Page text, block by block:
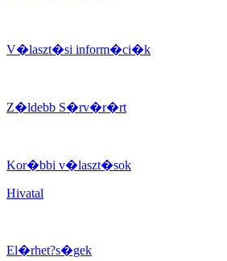
V�laszt�si inform�ci�k
Z�ldebb S�rv�r�rt
Kor�bbi v�laszt�sok
Hivatal
El�rhet?s�gek